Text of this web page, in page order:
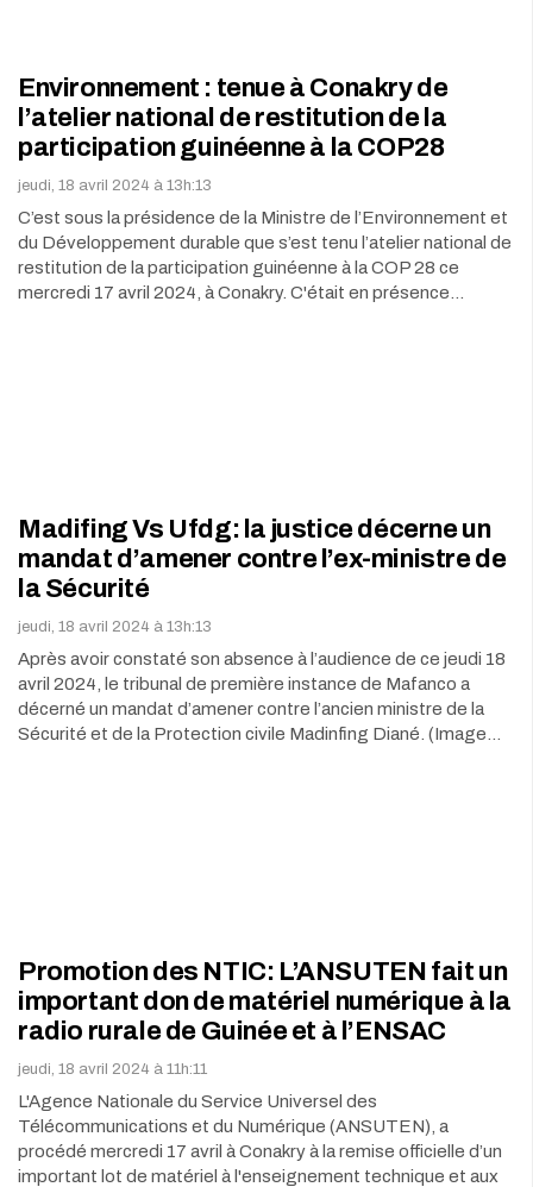
Environnement : tenue à Conakry de
l’atelier national de restitution de la
participation guinéenne à la COP28
jeudi, 18 avril 2024 à 13h:13
C’est sous la présidence de la Ministre de l’Environnement et
du Développement durable que s’est tenu l’atelier national de
restitution de la participation guinéenne à la COP 28 ce
mercredi 17 avril 2024, à Conakry. C'était en présence…
Madifing Vs Ufdg: la justice décerne un
mandat d’amener contre l’ex-ministre de
la Sécurité
jeudi, 18 avril 2024 à 13h:13
Après avoir constaté son absence à l’audience de ce jeudi 18
avril 2024, le tribunal de première instance de Mafanco a
décerné un mandat d’amener contre l’ancien ministre de la
Sécurité et de la Protection civile Madinfing Diané. (Image…
Promotion des NTIC: L’ANSUTEN fait un
important don de matériel numérique à la
radio rurale de Guinée et à l’ENSAC
jeudi, 18 avril 2024 à 11h:11
L'Agence Nationale du Service Universel des
Télécommunications et du Numérique (ANSUTEN), a
procédé mercredi 17 avril à Conakry à la remise officielle d’un
important lot de matériel à l'enseignement technique et aux